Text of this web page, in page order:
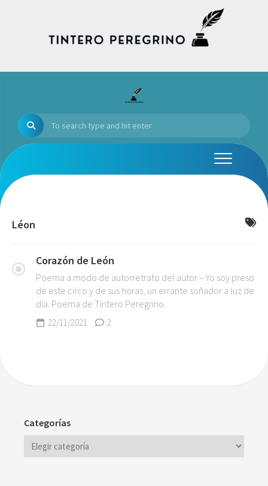
Léon
Corazón de León
Poema a modo de autorretrato del autor – Yo soy preso
de este circo y de sus horas, un errante soñador a luz de
día. Poema de Tintero Peregrino.
22/11/2021 2
Categorías